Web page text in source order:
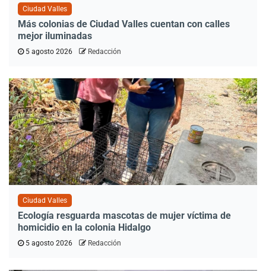
Ciudad Valles
Más colonias de Ciudad Valles cuentan con calles
mejor iluminadas
5 agosto 2026 Redacción
Ciudad Valles
Ecología resguarda mascotas de mujer víctima de
homicidio en la colonia Hidalgo
5 agosto 2026 Redacción